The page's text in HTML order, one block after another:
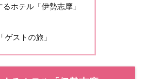
ホテル「伊勢志摩」
ゲストの旅」